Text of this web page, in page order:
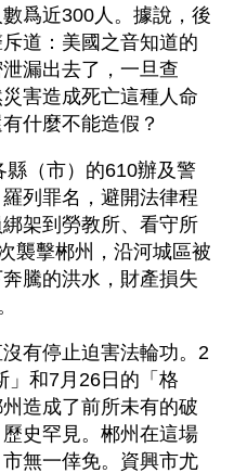
爲近300人。據說，後
道：美國之音知道的
漏出去了，一旦查
害造成死亡這種人命
什麼不能造假？
（市）的610辦及警
列罪名，避開法律程
架到勞教所、看守所
襲擊郴州，沿河城區被
騰的洪水，財產損失
有停止迫害法輪功。2
」和7月26日的「格
造成了前所未有的破
史罕見。郴州在這場
無一倖免。資興市尤